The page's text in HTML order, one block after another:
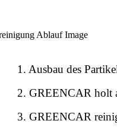
1. Ausbau des
2. GREENCAR holt
3. GREENCAR